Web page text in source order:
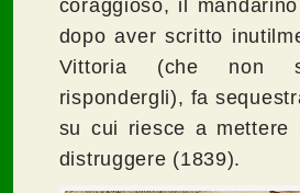
coraggioso, il
dopo aver scritto
Vittoria (che non
rispondergli), fa
su cui riesce a
distruggere (1839).